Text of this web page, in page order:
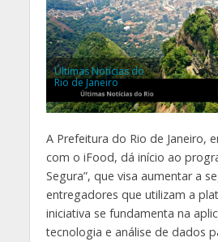
Últimas Notícias do
Rio de Janeiro
A Prefeitura do Rio de Janeiro,
com o iFood, dá início ao
Segura”, que visa aumentar a
entregadores que utilizam a
iniciativa se fundamenta na
tecnologia e análise de dados